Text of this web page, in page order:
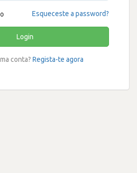
Esqueceste a password?
Login
conta? Regista-te agora